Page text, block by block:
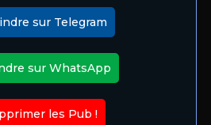
sur Telegram
sur WhatsApp
les Pub !